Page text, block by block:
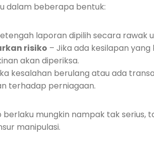
dalam beberapa bentuk:
laporan dipilih secara rawak
risiko – Jika ada kesilapan
akan diperiksa.
kesalahan berulang atau ada
terhadap perniagaan.
berlaku mungkin nampak tak serius,
manipulasi.